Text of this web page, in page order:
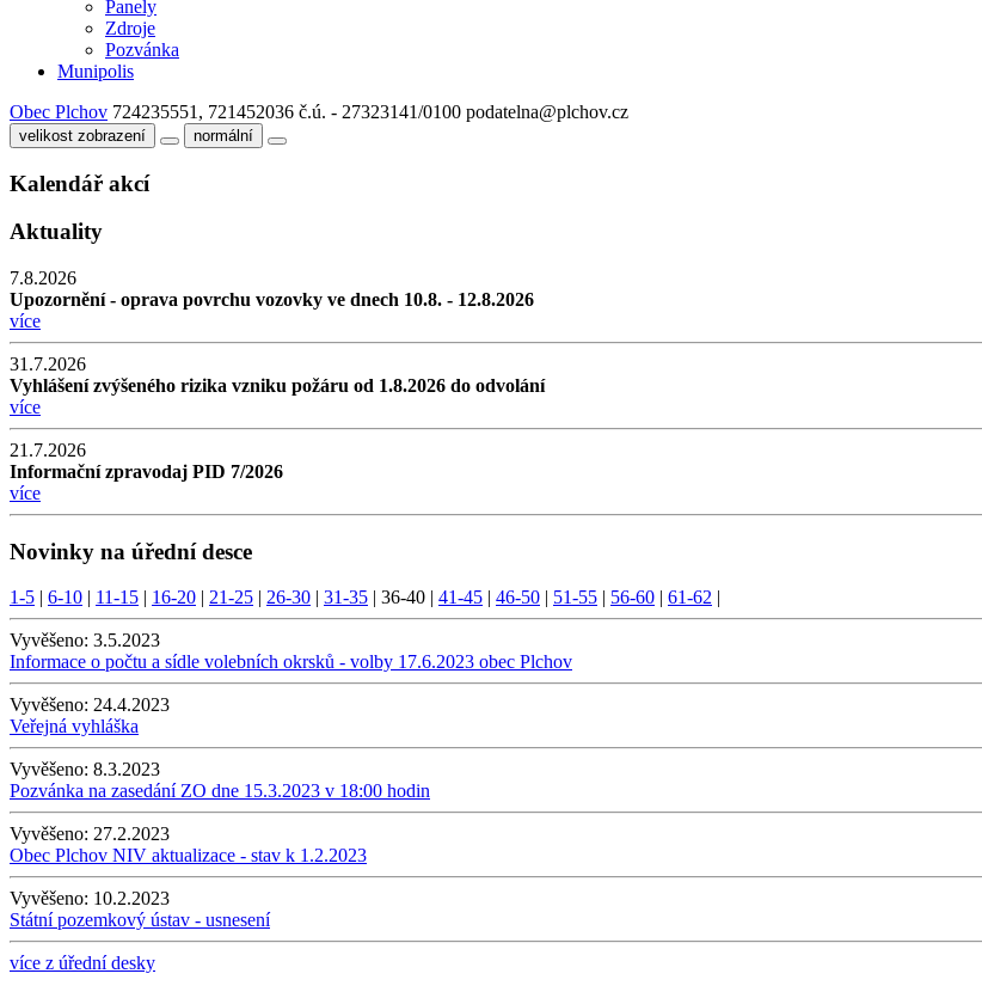
Panely
Zdroje
Pozvánka
Munipolis
Obec Plchov 724235551, 721452036 č.ú. - 27323141/0100 podatelna@plchov.cz
velikost zobrazení normální
Kalendář akcí
Aktuality
7.8.2026
Upozornění - oprava povrchu vozovky ve dnech 10.8. - 12.8.2026
více
31.7.2026
Vyhlášení zvýšeného rizika vzniku požáru od 1.8.2026 do odvolání
více
21.7.2026
Informační zpravodaj PID 7/2026
více
Novinky na úřední desce
1-5 6-10 11-15 16-20 21-25 26-30 31-35 36-40 41-45 46-50 51-55 56-60 61-62
Vyvěšeno: 3.5.2023
Informace o počtu a sídle volebních okrsků - volby 17.6.2023 obec Plchov
Vyvěšeno: 24.4.2023
Veřejná vyhláška
Vyvěšeno: 8.3.2023
Pozvánka na zasedání ZO dne 15.3.2023 v 18:00 hodin
Vyvěšeno: 27.2.2023
Obec Plchov NIV aktualizace - stav k 1.2.2023
Vyvěšeno: 10.2.2023
Státní pozemkový ústav - usnesení
více z úřední desky